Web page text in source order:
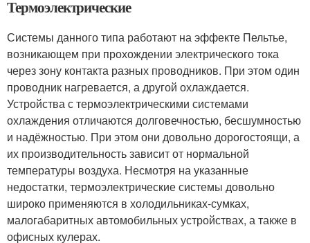
Термоэлектрические
Системы данного типа работают на эффекте Пельтье,
возникающем при прохождении электрического тока
через зону контакта разных проводников. При этом один
проводник нагревается, а другой охлаждается.
Устройства с термоэлектрическими системами
охлаждения отличаются долговечностью, бесшумностью
и надёжностью. При этом они довольно дорогостоящи, а
их производительность зависит от нормальной
температуры воздуха. Несмотря на указанные
недостатки, термоэлектрические системы довольно
широко применяются в холодильниках-сумках,
малогабаритных автомобильных устройствах, а также в
офисных кулерах.